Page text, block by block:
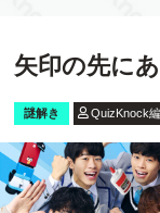
矢印の先に
謎解き QuizKnock